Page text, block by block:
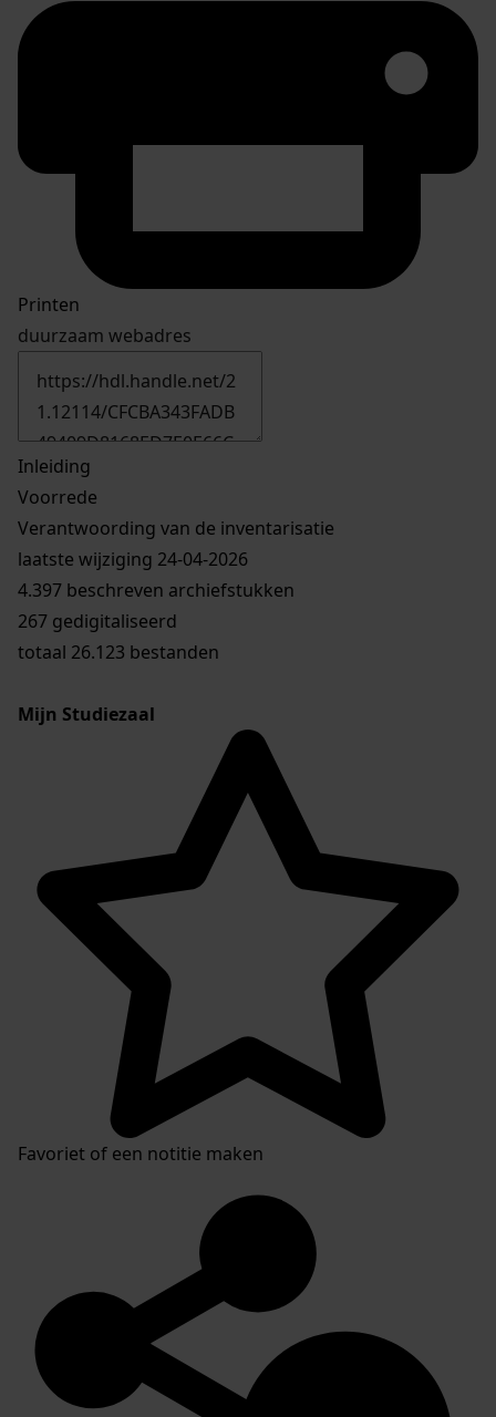
Printen
duurzaam webadres
Inleiding
Voorrede
Verantwoording van de inventarisatie
laatste wijziging 24-04-2026
4.397 beschreven archiefstukken
267 gedigitaliseerd
totaal 26.123 bestanden
Mijn Studiezaal
Favoriet of een notitie maken